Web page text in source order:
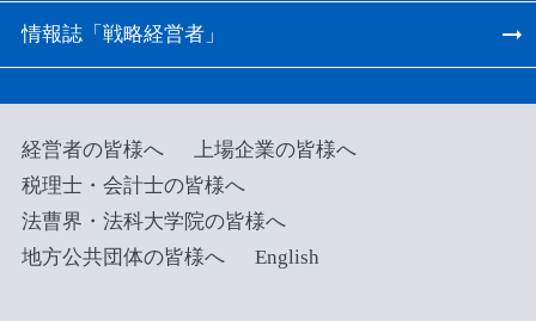
情報誌「戦略経営者」
経営者の皆様へ
上場企業の皆様へ
税理士・会計士の皆様へ
法曹界・法科大学院の皆様へ
地方公共団体の皆様へ
English